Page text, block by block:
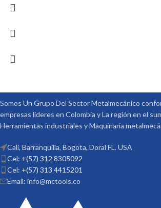
Somos Un Grupo Del Sector Metalmecánico
empresas lideres en Colombia y La región en el
Herramientas industriales y Maquinaria
Cali, Barranquilla, Bogota, Doral FL. USA
Cel: +(57) 312 8305092
Cel: +(57) 313 4415201
Email: info@mctools.co